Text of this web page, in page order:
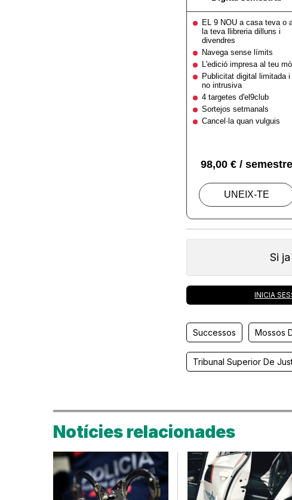
Si
INICIA
Successos Mossos
Tribunal Superior De
Notícies relacionades